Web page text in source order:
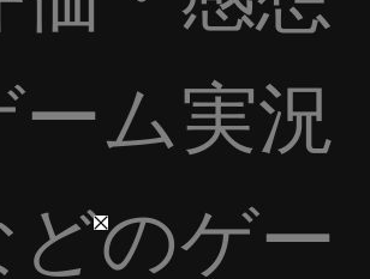
ーム実況
どのゲー